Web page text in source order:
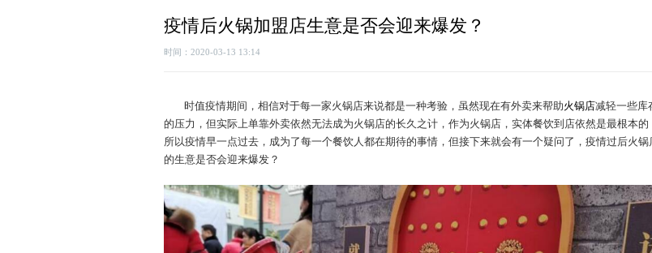
疫情后火锅加盟店生意是否会迎来爆发？
时间：2020-03-13 13:14
时值疫情期间，相信对于每一家火锅店来说都是一种考验，虽然现在有外卖来帮助火锅店减轻一些库
的压力，但实际上单靠外卖依然无法成为火锅店的长久之计，作为火锅店，实体餐饮到店依然是最根本的
所以疫情早一点过去，成为了每一个餐饮人都在期待的事情，但接下来就会有一个疑问了，疫情过后火锅
的生意是否会迎来爆发？